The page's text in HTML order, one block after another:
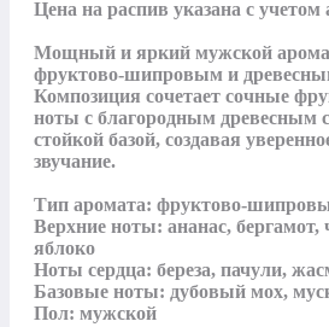
Цена на распив указана с учетом
Мощный и яркий мужской
фруктово‑шипровым и
Композиция сочетает сочные
ноты с благородным древесным
стойкой базой, создавая
звучание.
Тип аромата:
Верхние ноты: ананас, бергамот,
яблоко
Ноты сердца: береза, пачули,
Базовые ноты: дубовый мох,
Пол: мужской